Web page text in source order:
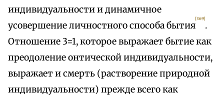
индивидуальности и динамичное
усовершение личностного способа бытия
[369]
.
Отношение 3=1, которое выражает бытие как
преодоление онтической индивидуальности,
выражает и смерть (растворение природной
индивидуальности) прежде всего как